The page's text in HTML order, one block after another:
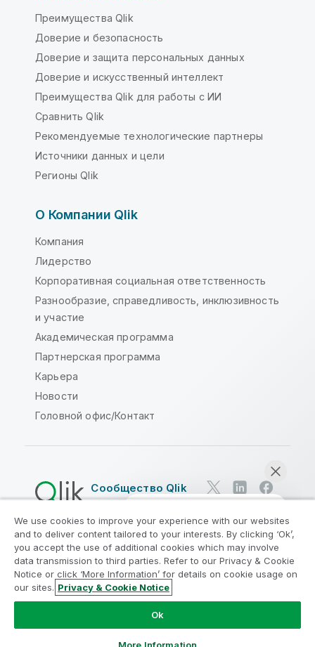
Преимущества Qlik
Доверие и безопасность
Доверие и защита персональных данных
Доверие и искусственный интеллект
Преимущества Qlik для работы с ИИ
Сравнить Qlik
Рекомендуемые технологические партнеры
Источники данных и цели
Регионы Qlik
О Компании Qlik
Компания
Лидерство
Корпоративная социальная ответственность
Разнообразие, справедливость, инклюзивность
и участие
Академическая программа
Партнерская программа
Карьера
Новости
Головной офис/Контакт
Сообщество Qlik
Юридические соглашения
Условия использования продуктов
Legal Policies
Юридические положения
Условия использования
Товарные знаки
Do Not Share My Info
© QlikTech International AB, 1993-2026. Все права
We use cookies to improve your experience with our websites
and to deliver content tailored to your interests. By clicking ‘Ok’,
you accept the use of additional cookies which may involve
data transmission to third parties. Refer to our Privacy & Cookie
Notice or click ‘More Information’ for details on cookie usage on
our sites. Privacy & Cookie Notice
Ok